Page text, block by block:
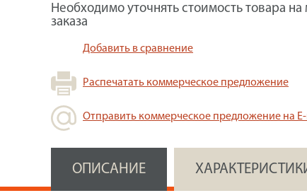
Необходимо уточнять стоимость товара
заказа
Добавить в сравнение
Распечатать коммерческое предложение
Отправить коммерческое предложение на E-
ОПИСАНИЕ